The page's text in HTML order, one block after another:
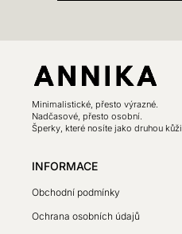
Minimalistické, přesto výrazné.
Nadčasové, přesto osobní.
Šperky, které nosíte jako druhou kůži.
INFORMACE
Obchodní podmínky
Ochrana osobních údajů